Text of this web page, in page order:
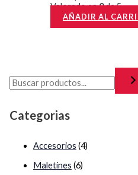
Categorias
Accesorios (4)
Maletines (6)
Valorado en0de 5
AÑADIR AL